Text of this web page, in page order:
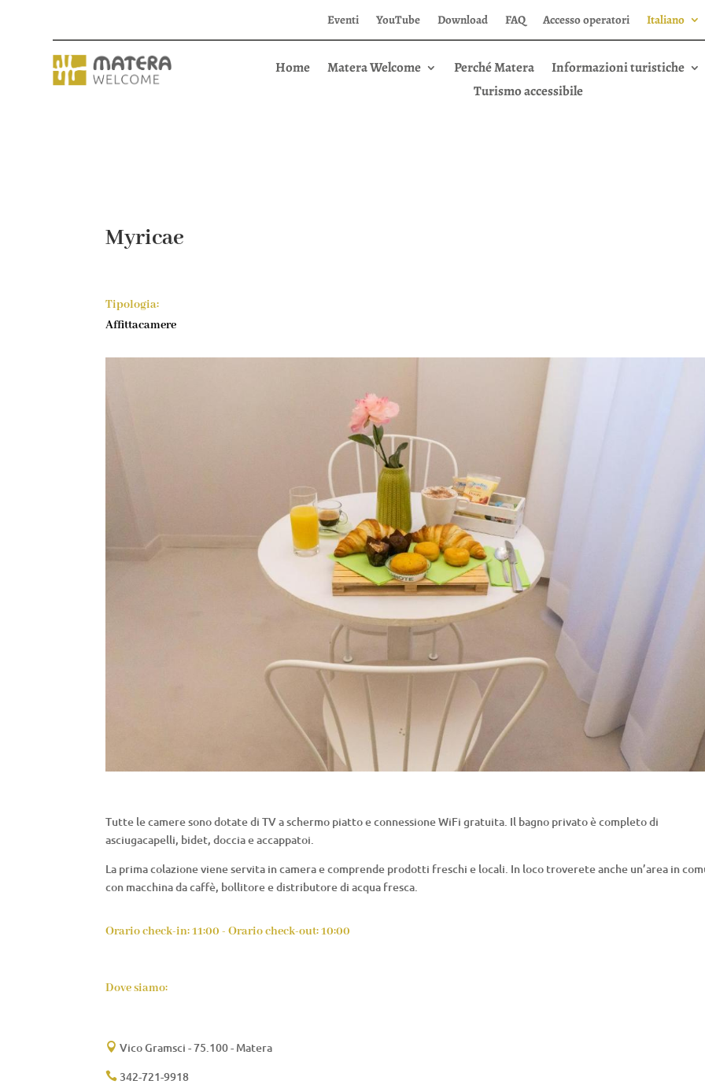
Eventi YouTube Download FAQ Accesso operatori Italiano
Home Matera Welcome Perché Matera
Informazioni turistiche
Turismo accessibile
Myricae
Tipologia:
Affittacamere
Tutte le camere sono dotate di TV a schermo piatto e connessione WiFi gratuita. Il bagno privato è completo di
asciugacapelli, bidet, doccia e accappatoi.
La prima colazione viene servita in camera e comprende prodotti freschi e locali. In loco troverete anche un’area in
con macchina da caffè, bollitore e distributore di acqua fresca.
Orario check-in: 11:00 - Orario check-out: 10:00
Dove siamo:
 Vico Gramsci - 75.100 - Matera
 342-721-9918